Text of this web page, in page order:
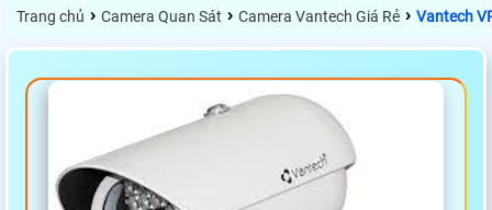
Trang chủ › Camera Quan Sát › Camera Vantech Giá Rẻ › Vantech